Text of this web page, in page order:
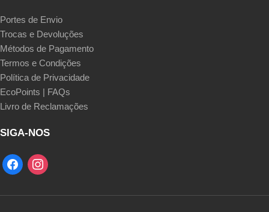
Portes de Envio
Trocas e Devoluções
Métodos de Pagamento
Termos e Condições
Política de Privacidade
EcoPoints | FAQs
Livro de Reclamações
SIGA-NOS